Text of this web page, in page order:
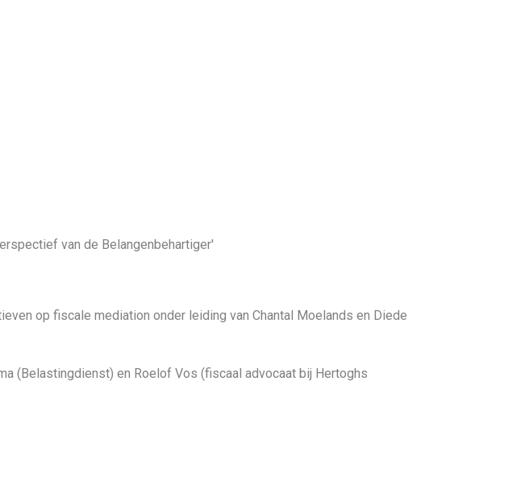
van de Belangenbehartiger'
op fiscale mediation onder leiding van Chantal Moelands en Diede
(Belastingdienst) en Roelof Vos (fiscaal advocaat bij Hertoghs